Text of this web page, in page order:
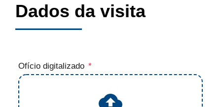
Dados da visita
Ofício digitalizado *